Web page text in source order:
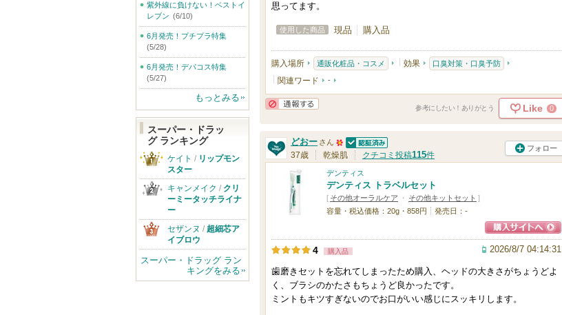
思ってます。
使用した商品 現品 購入品
購入場所 通販化粧品・コスメ 効果 口臭対策・口臭予防
関連ワード -
参考にしたい！ありがとう Like 0
どおー さん
5
0
人
以
ン
バ
認証済
37歳 乾燥肌 クチコミ投稿115件
フォロー
デンティス
デンティス トラベルセット
[ その他オーラルケア ・ その他キットセット ]
容量・税込価格：20g・858円
発売日：-
ショッピングサイ
4 購入品 2026/8/7 04:14:31
歯磨きセットを忘れてしまったため購入、ヘッドの大きさがちょうどよ
く、ブラシのかたさもちょうど良かったです。
ミントもキツすぎないのでお口がいい感じにスッキリします。
紫外線に負けない！ベストイ
レブン (6/10)
6月発売！プチプラ特集
(5/28)
6月発売！デパコス特集
(5/27)
もっとみる
スーパー・ドラッ
グ ランキング
ケイト / リップモン
スター
キャンメイク / クリ
ーミータッチライナ
ー
セザンヌ / 超細芯ア
イブロウ
スーパー・ドラッグ ラン
キングをみる